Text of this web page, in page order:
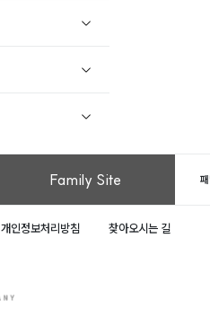
Family Site
개인정보처리방침 찾아오시는 길